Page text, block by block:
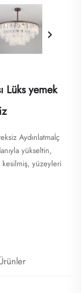
Lüks yemek
Aydınlatma​​İç
yükseltin,
yüzeyleri